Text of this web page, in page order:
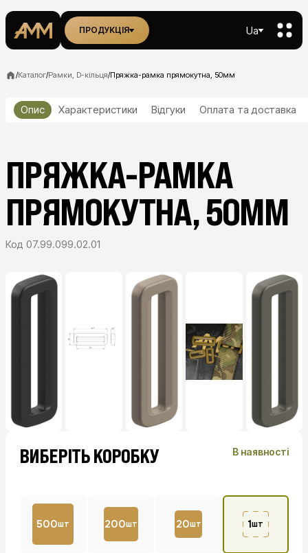
ПРОДУКЦІЯ Ua
/Каталог/Рамки, D-кільця/Пряжка-рамка прямокутна, 50мм
Опис Характеристики Відгуки Оплата та доставка
ПРЯЖКА-РАМКА
ПРЯМОКУТНА, 50ММ
Код 07.99.099.02.01
ВИБЕРІТЬ КОРОБКУ В наявності
500шт 200шт 20шт 1шт